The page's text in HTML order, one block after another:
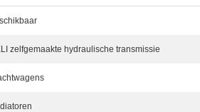
zelfgemaakte hydraulische transmissie